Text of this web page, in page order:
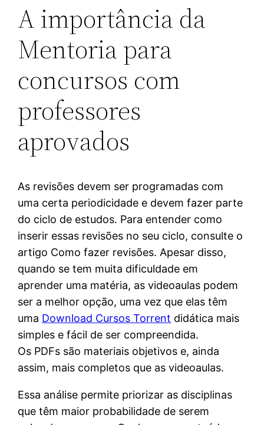
A importância da
Mentoria para
concursos com
professores
aprovados
As revisões devem ser programadas com
uma certa periodicidade e devem fazer parte
do ciclo de estudos. Para entender como
inserir essas revisões no seu ciclo, consulte o
artigo Como fazer revisões. Apesar disso,
quando se tem muita dificuldade em
aprender uma matéria, as videoaulas podem
ser a melhor opção, uma vez que elas têm
uma Download Cursos Torrent didática mais
simples e fácil de ser compreendida.
Os PDFs são materiais objetivos e, ainda
assim, mais completos que as videoaulas.
Essa análise permite priorizar as disciplinas
que têm maior probabilidade de serem